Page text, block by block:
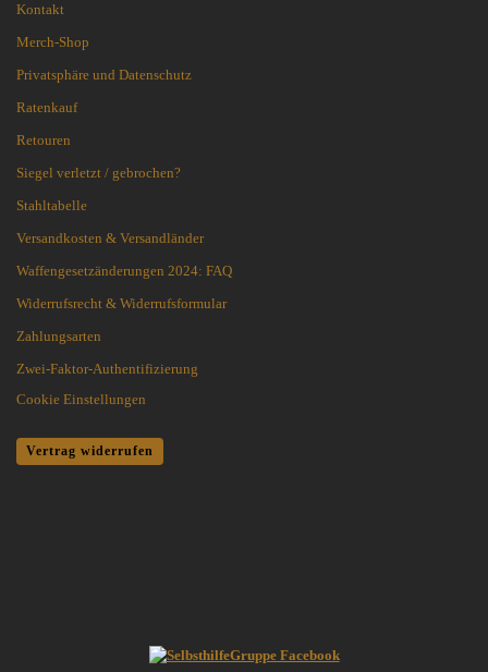
Kontakt
Merch-Shop
Privatsphäre und Datenschutz
Ratenkauf
Retouren
Siegel verletzt / gebrochen?
Stahltabelle
Versandkosten & Versandländer
Waffengesetzänderungen 2024: FAQ
Widerrufsrecht & Widerrufsformular
Zahlungsarten
Zwei-Faktor-Authentifizierung
Cookie Einstellungen
Vertrag widerrufen